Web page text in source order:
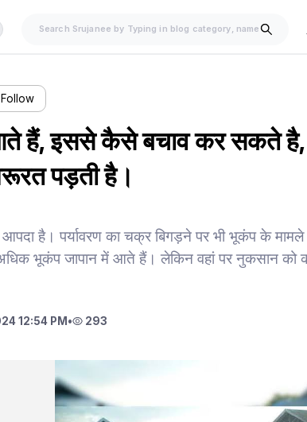
Follow
हैं, इससे कैसे बचाव कर सकते है,
पड़ती है।
है। पर्यावरण का चक्र बिगड़ने पर भी भूकंप के
भूकंप जापान में आते हैं। लेकिन वहां पर नुकसान
12:54 PM • 293